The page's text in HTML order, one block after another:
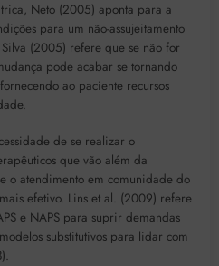
Neto (2005) aponta para a
para um não-assujeitamento
(2005) refere que se não for
pode acabar se tornando
ao paciente recursos
de se realizar o
que vão além da
o atendimento em comunidade do
efetivo. Lins et al. (2009) refere
e NAPS para suprir demandas
substitutivos para lidar com